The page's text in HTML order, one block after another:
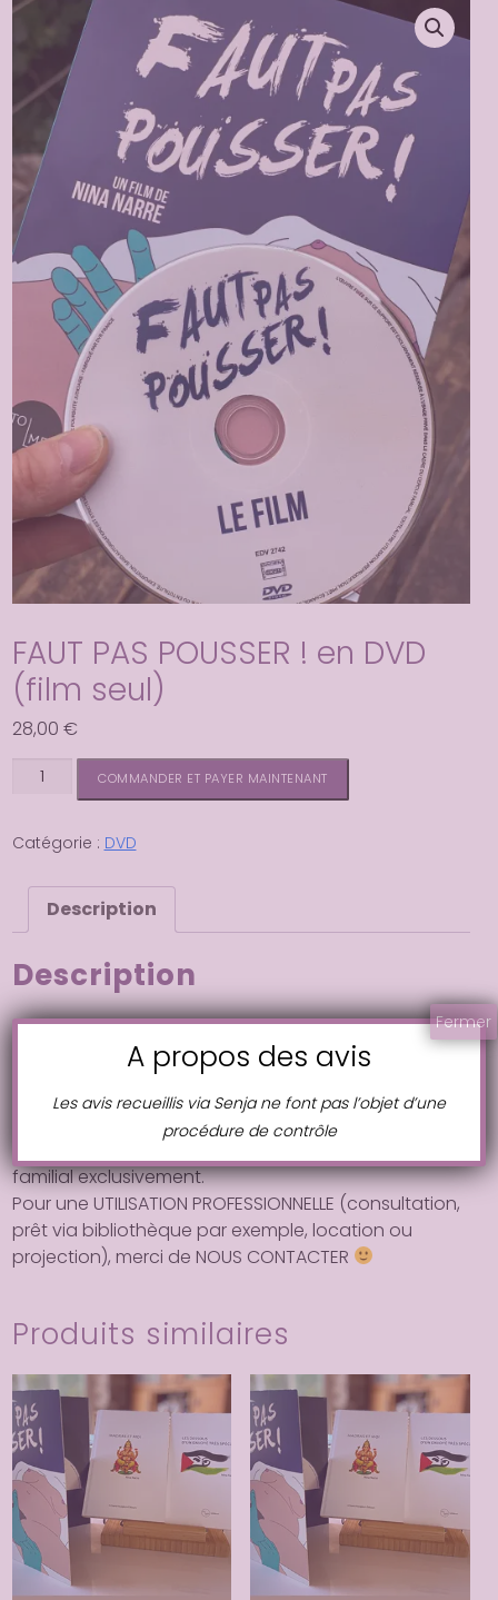
Le Blog
Articles, Podcast …
Les autres films
MERCI LE PANGOLIN ! et un jour
“Mammifère mutin” …
FAUT PAS POUSSER ! en DVD
(film seul)
28,00 €
quantité
PAS
DVD
seul)
COMMANDER ET PAYER MAINTENANT
Catégorie : DVD
Description
Description
Le DVD du film avec la possibilité d’activer le sous-
titrage SME (pour les personnes sourdes et
malentendantes)
RAPPEL IMPORTANT : Le prix de vente de 25€TTC de ce
DVD correspond à un USAGE PRIVÉ dans le cercle
familial exclusivement.
Pour une UTILISATION PROFESSIONNELLE (consultation,
prêt via bibliothèque par exemple, location ou
projection), merci de NOUS CONTACTER
Produits similaires
A propos des avis
Les avis recueillis via Senja ne font pas l’objet d’une
procédure de contrôle
Fermer